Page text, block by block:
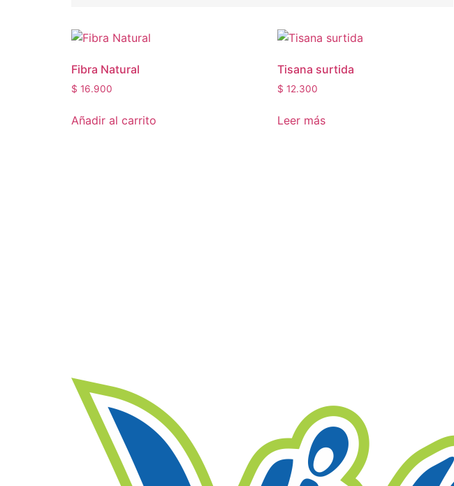
Fibra Natural
$ 16.900
Añadir al carrito
Tisana surtida
$ 12.300
Leer más